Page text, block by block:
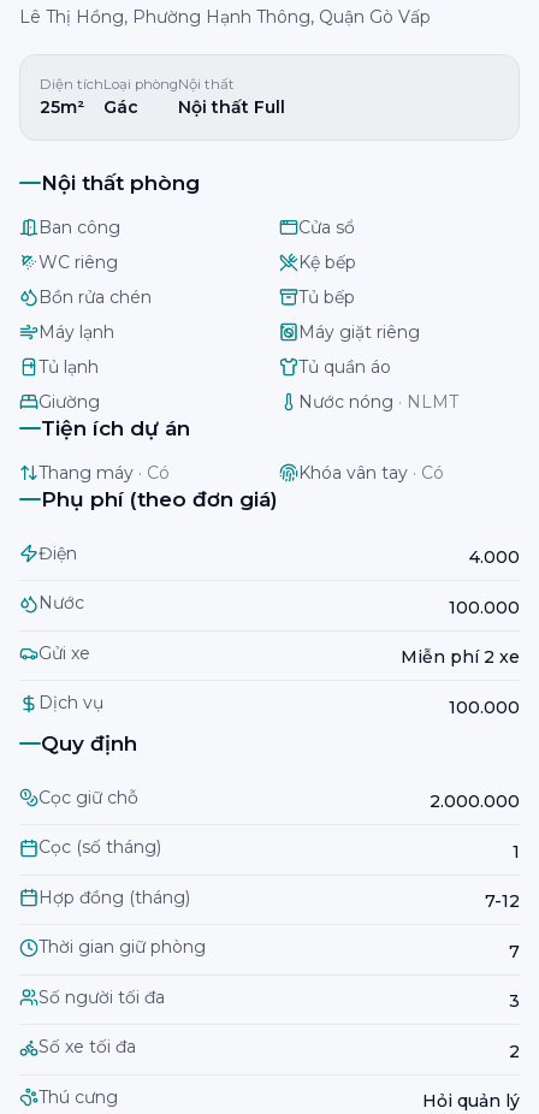
Lê Thị Hồng, Phường Hạnh Thông, Quận Gò Vấp
Diện tích
25m²
Loại phòng
Gác
Nội thất
Nội thất Full
Nội thất phòng
Ban công
Cửa sổ
WC riêng
Kệ bếp
Bồn rửa chén
Tủ bếp
Máy lạnh
Máy giặt riêng
Tủ lạnh
Tủ quần áo
Giường
Nước nóng · NLMT
Tiện ích dự án
Thang máy · Có Khóa vân tay · Có
Phụ phí (theo đơn giá)
Điện 4.000
Nước 100.000
Gửi xe Miễn phí 2 xe
Dịch vụ 100.000
Quy định
Cọc giữ chỗ 2.000.000
Cọc (số tháng) 1
Hợp đồng (tháng) 7-12
Thời gian giữ phòng 7
Số người tối đa 3
Số xe tối đa 2
Thú cưng Hỏi quản lý